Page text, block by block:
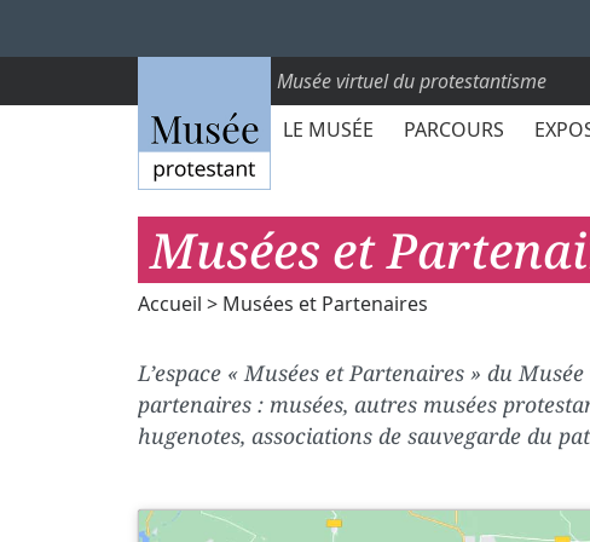
Musée virtuel du protestantisme
LE MUSÉE
PARCOURS
Musées et
Accueil > Musées et Partenaires
L’espace « Musées et Partenaires » du
partenaires : musées, autres musées
hugenotes, associations de sauvegarde du